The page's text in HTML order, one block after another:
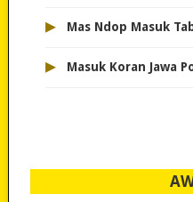
▸ Mas Ndop Masuk
▸ Masuk Koran Jawa